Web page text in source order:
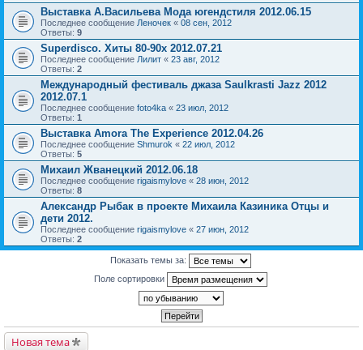
Выставка А.Васильева Мода югендстиля 2012.06.15
Последнее сообщение Леночек « 08 сен, 2012
Ответы: 9
Superdisco. Хиты 80-90х 2012.07.21
Последнее сообщение Лилит « 23 авг, 2012
Ответы: 2
Международный фестиваль джаза Saulkrasti Jazz 2012
2012.07.1
Последнее сообщение foto4ka « 23 июл, 2012
Ответы: 1
Выставка Amora The Experience 2012.04.26
Последнее сообщение Shmurok « 22 июл, 2012
Ответы: 5
Михаил Жванецкий 2012.06.18
Последнее сообщение rigaismylove « 28 июн, 2012
Ответы: 8
Александр Рыбак в проекте Михаила Казиника Отцы и
дети 2012.
Последнее сообщение rigaismylove « 27 июн, 2012
Ответы: 2
Показать темы за:
Поле сортировки
Новая тема